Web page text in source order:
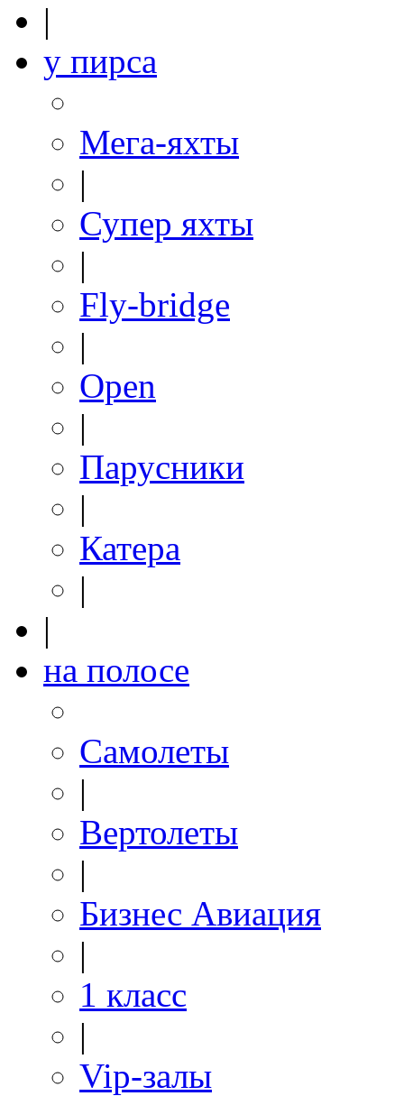
|
у пирса
Мега-яхты
|
Супер яхты
|
Fly-bridge
|
Open
|
Парусники
|
Катера
|
|
на полосе
Самолеты
|
Вертолеты
|
Бизнес Авиация
|
1 класс
|
Vip-залы